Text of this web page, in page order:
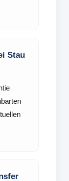
Stau